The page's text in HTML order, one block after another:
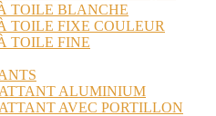
TOILE BLANCHE
TOILE FIXE COULEUR
TOILE FINE
ALUMINIUM
AVEC PORTILLON